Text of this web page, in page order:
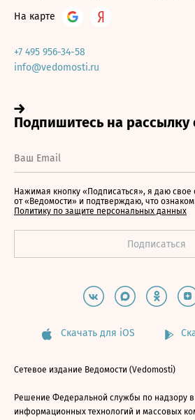
На карте
+7 495 956-34-58
info@vedomosti.ru
Нажимая кнопку «Подписаться», я даю свое
от «Ведомости» и подтверждаю, что
Политику по защите персональных данных
Скачать для iOS
Сетевое издание Ведомости (Vedomosti)
Решение Федеральной службы по надзору
информационных технологий и массовых